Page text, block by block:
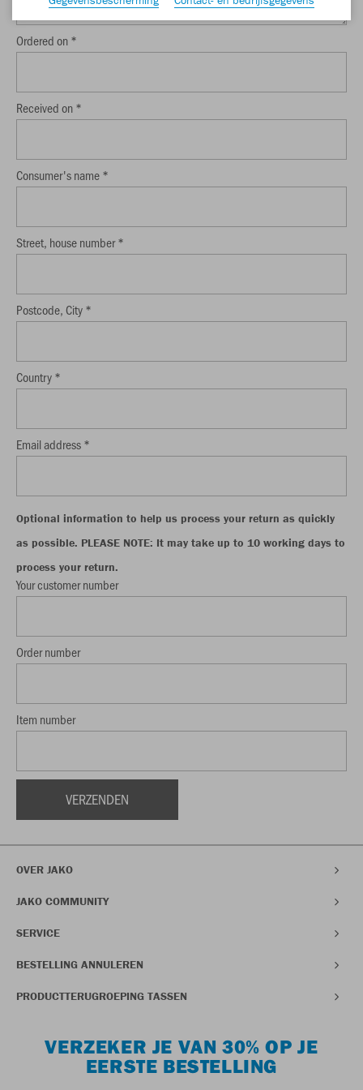
Ordered on *
Received on *
Consumer's name *
Street, house number *
Postcode, City *
Country *
Email address *
Optional information to help us process your return as quickly
as possible. PLEASE NOTE: It may take up to 10 working days to
process your return.
Your customer number
Order number
Item number
OVER JAKO
JAKO COMMUNITY
SERVICE
BESTELLING ANNULEREN
PRODUCTTERUGROEPING TASSEN
VERZEKER JE VAN 30% OP JE
EERSTE BESTELLING